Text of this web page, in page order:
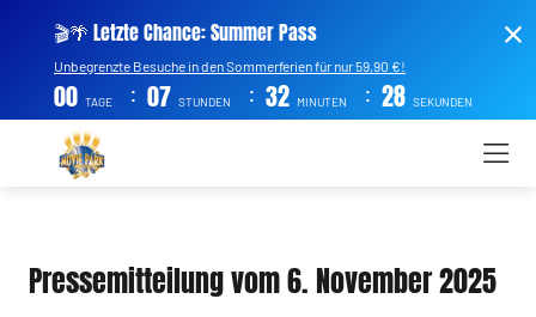
🎬🌴 Letzte Chance: Summer Pass
Unbegrenzte Besuche in den Sommerferien für nur 59,90 €!
00 TAGE : 07 STUNDEN : 32 MINUTEN : 28 SEKUNDEN
Pressemitteilung vom 6. November 2025